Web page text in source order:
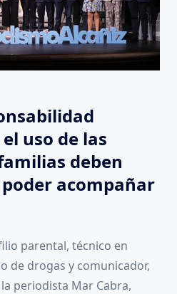
uso de las
deben
acompañar
parental, técnico en
de drogas y comunicador,
periodista Mar Cabra,